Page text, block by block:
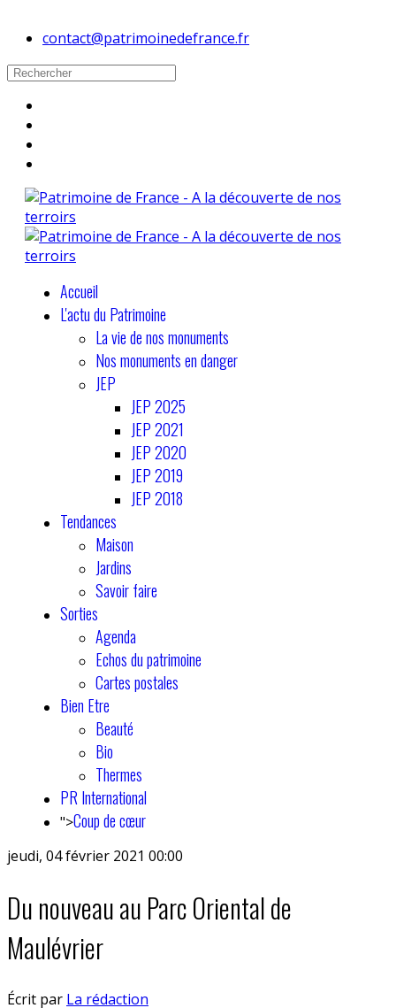
contact@patrimoinedefrance.fr
Accueil
L'actu du Patrimoine
La vie de nos monuments
Nos monuments en danger
JEP
JEP 2025
JEP 2021
JEP 2020
JEP 2019
JEP 2018
Tendances
Maison
Jardins
Savoir faire
Sorties
Agenda
Echos du patrimoine
Cartes postales
Bien Etre
Beauté
Bio
Thermes
PR International
">Coup de cœur
jeudi, 04 février 2021 00:00
Du nouveau au Parc Oriental de
Maulévrier
Écrit par La rédaction